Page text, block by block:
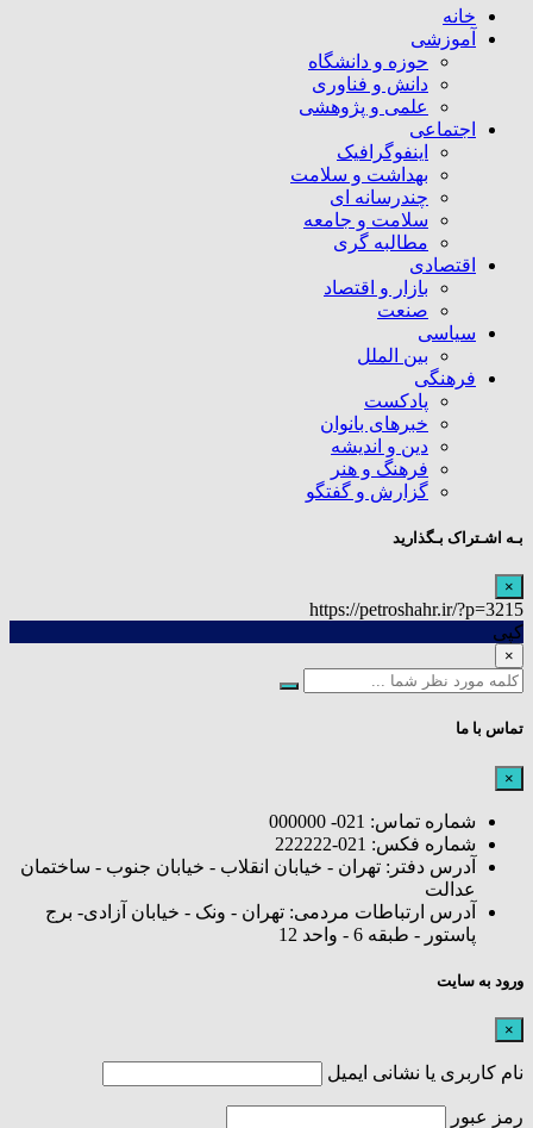
خانه
آموزشی
حوزه و دانشگاه
دانش و فناوری
علمی و پژوهشی
اجتماعی
اینفوگرافیک
بهداشت و سلامت
چندرسانه ای
سلامت و جامعه
مطالبه گری
اقتصادی
بازار و اقتصاد
صنعت
سیاسی
بین الملل
فرهنگی
پادکست
خبرهای بانوان
دین و اندیشه
فرهنگ و هنر
گزارش و گفتگو
بـه اشـتراک بـگذارید
×
https://petroshahr.ir/?p=3215
کپی
×
تماس با ما
×
شماره تماس: 021- 000000
شماره فکس: 021-222222
آدرس دفتر: تهران - خیابان انقلاب - خیابان جنوب - ساختمان
عدالت
آدرس ارتباطات مردمی: تهران - ونک - خیابان آزادی- برج
پاستور - طبقه 6 - واحد 12
ورود به سایت
×
نام کاربری یا نشانی ایمیل
رمز عبور